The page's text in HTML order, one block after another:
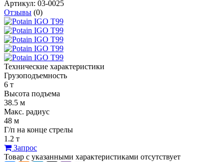
Артикул: 03-0025
Отзывы (0)
Технические характеристики
Грузоподъемность
6 т
Высота подъема
38.5 м
Макс. радиус
48 м
Г/п на конце стрелы
1.2 т
Запрос
Товар с указанными характеристиками отсутствует